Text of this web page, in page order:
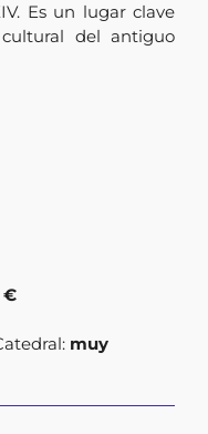
Es un lugar clave
del antiguo
€
muy